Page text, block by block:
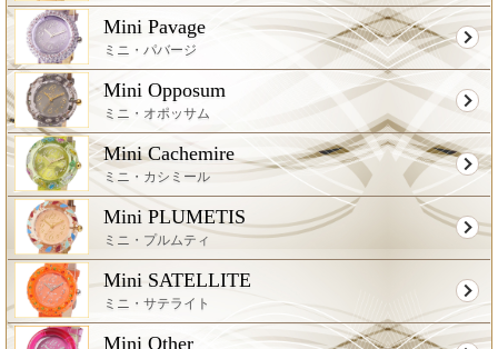
Mini Pavage
ミニ・パバージ
Mini Opposum
ミニ・オポッサム
Mini Cachemire
ミニ・カシミール
Mini PLUMETIS
ミニ・プルムティ
Mini SATELLITE
ミニ・サテライト
Mini Other